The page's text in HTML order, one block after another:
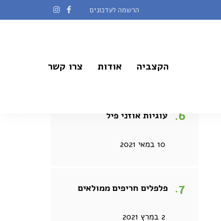
הרשמה לעדכונים
הקצביה אודות צרו קשר 21 בדצמבר 2020
עוגיות אוזני פיל
10 במאי 2021
פלפלים חריפים ממולאים
2 במרץ 2021